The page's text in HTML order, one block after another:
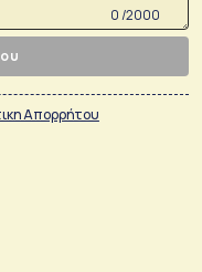
0 /2000
Απορρήτου